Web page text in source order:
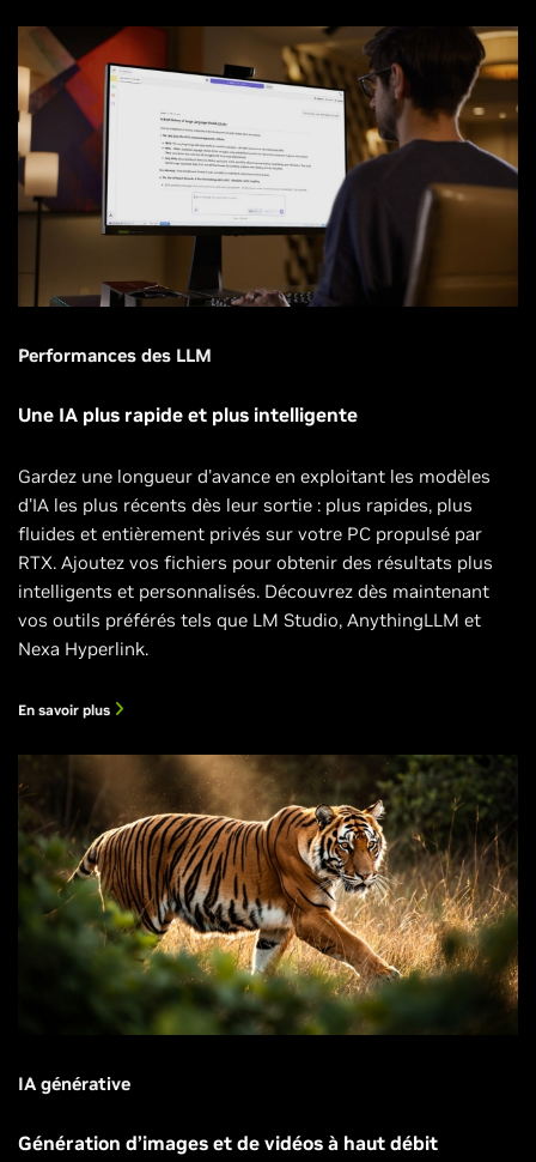
Performances des LLM
Une IA plus rapide et plus intelligente
Gardez une longueur d'avance en exploitant les modèles
d'IA les plus récents dès leur sortie : plus rapides, plus
fluides et entièrement privés sur votre PC propulsé par
RTX. Ajoutez vos fichiers pour obtenir des résultats plus
intelligents et personnalisés. Découvrez dès maintenant
vos outils préférés tels que LM Studio, AnythingLLM et
Nexa Hyperlink.
En savoir plus
IA générative
Génération d’images et de vidéos à haut débit